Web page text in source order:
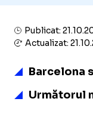
Publicat:
Actualizat:
Barcelona
Următorul